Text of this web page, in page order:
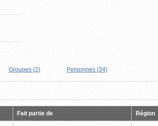
Groupes (2) Personnes (34)
Fait partie de Région